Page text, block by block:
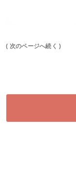
( 次のページへ続く )